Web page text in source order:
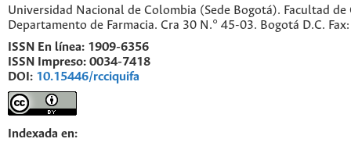
Universidad Nacional de Colombia (Sede Bogotá). Facultad de
Departamento de Farmacia. Cra 30 N.° 45-03. Bogotá D.C.
ISSN En línea: 1909-6356
ISSN Impreso: 0034-7418
DOI: 10.15446/rcciquifa
Indexada en: